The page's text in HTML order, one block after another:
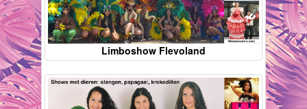
Limboshow Flevoland